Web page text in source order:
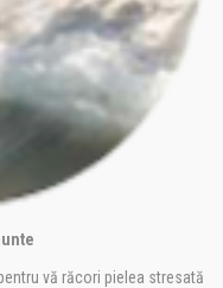
vă răcori pielea stresată